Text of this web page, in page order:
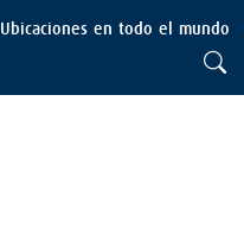
Ubicaciones en todo el mundo